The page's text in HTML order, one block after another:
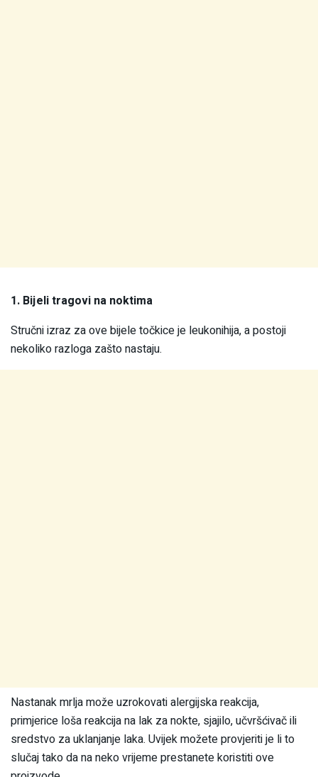
1. Bijeli tragovi na noktima
Stručni izraz za ove bijele točkice je leukonihija, a postoji
nekoliko razloga zašto nastaju.
Nastanak mrlja može uzrokovati alergijska reakcija,
primjerice loša reakcija na lak za nokte, sjajilo, učvršćivač ili
sredstvo za uklanjanje laka. Uvijek možete provjeriti je li to
slučaj tako da na neko vrijeme prestanete koristiti ove